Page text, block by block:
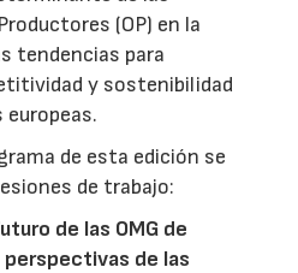
(OP) en la
tendencias para
y sostenibilidad
europeas.
de esta edición se
de trabajo:
de las OMG de
de las